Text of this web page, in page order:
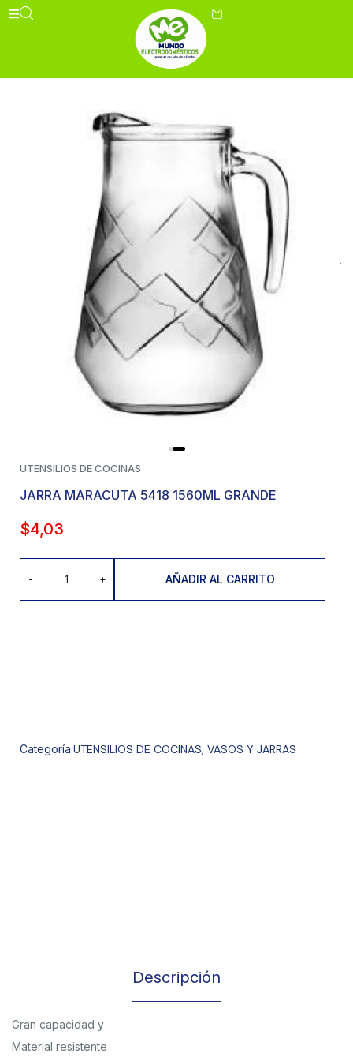
UTENSILIOS DE COCINAS
JARRA MARACUTA 5418 1560ML GRANDE
$4,03
- + AÑADIR AL CARRITO
Categoría:UTENSILIOS DE COCINAS, VASOS Y JARRAS
Descripción
Gran capacidad y
Material resistente